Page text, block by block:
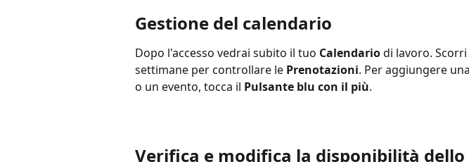
Gestione del calendario
Dopo l'accesso vedrai subito il tuo Calendario di lavoro.
settimane per controllare le Prenotazioni. Per aggiungere
o un evento, tocca il Pulsante blu con il più.
Verifica e modifica la disponibilità